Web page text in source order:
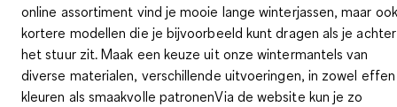
online assortiment vind je mooie lange winterjassen, maar ook
kortere modellen die je bijvoorbeeld kunt dragen als je achter
het stuur zit. Maak een keuze uit onze wintermantels van
diverse materialen, verschillende uitvoeringen, in zowel effen
kleuren als smaakvolle patronenVia de website kun je zo